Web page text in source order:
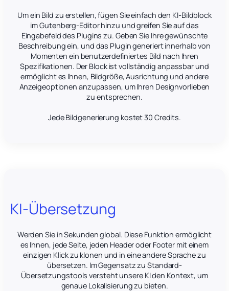
Um ein Bild zu erstellen, fügen Sie einfach den KI-Bildblock
im Gutenberg-Editor hinzu und greifen Sie auf das
Eingabefeld des Plugins zu. Geben Sie Ihre gewünschte
Beschreibung ein, und das Plugin generiert innerhalb von
Momenten ein benutzerdefiniertes Bild nach Ihren
Spezifikationen. Der Block ist vollständig anpassbar und
ermöglicht es Ihnen, Bildgröße, Ausrichtung und andere
Anzeigeoptionen anzupassen, um Ihren Designvorlieben
zu entsprechen.
Jede Bildgenerierung kostet 30 Credits.
KI-Übersetzung
Werden Sie in Sekunden global. Diese Funktion ermöglicht
es Ihnen, jede Seite, jeden Header oder Footer mit einem
einzigen Klick zu klonen und in eine andere Sprache zu
übersetzen. Im Gegensatz zu Standard-
Übersetzungstools versteht unsere KI den Kontext, um
genaue Lokalisierung zu bieten.